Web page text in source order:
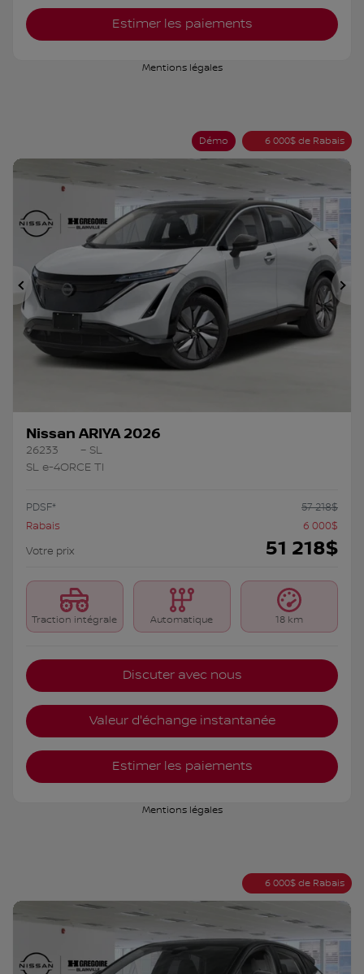
Estimer les paiements
Mentions légales
Démo 6 000$ de Rabais
Précédent
Nissan ARIYA 2026
26233
– SL
SL e-4ORCE TI
PDSF* 57 218$
Rabais
6 000$
Votre prix
51 218$
Traction intégrale Automatique 18 km
Discuter avec nous
Valeur d'échange instantanée
Estimer les paiements
Mentions légales
6 000$ de Rabais